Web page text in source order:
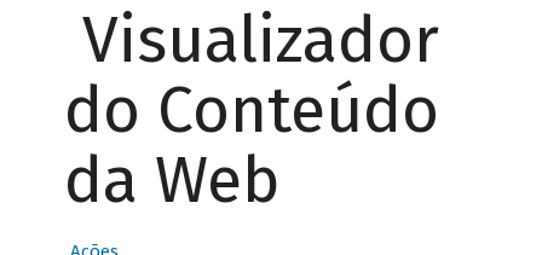
Visualizador
do Conteúdo
da Web